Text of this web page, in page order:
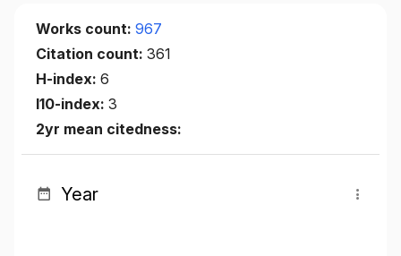
Works count: 967
Citation count: 361
H-index: 6
I10-index: 3
2yr mean citedness:
Year